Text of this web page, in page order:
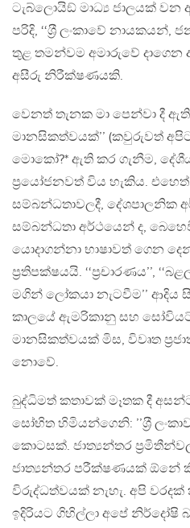
ටැබ්ලොයිඞ් මාධ්‍ය ජාලයක්
පරිදි, ‘‘ශ‍්‍රී ලංකාවේ
තුළ තමන්වම අමාරුවේ දාගෙන
අසීරු නිරීක්ෂණයකි.
වෙනත් තැනක මා පෙන්වා දී ඇති
මානසිකත්වයක්’’ (කවුරුවත්
මොකෝ?* ඇති කර ගැනීම,
ප‍්‍රයෝජනවත් විය හැකිය. එහෙත්
සම්බන්ධතාවලදී, දේශපාලනික
සම්බන්ධතා අර්ථයෙන් ද,
යොදාගන්නා භාෂාවත් ගෙන
ප‍්‍රතිපක්ෂයයි. ‘‘ප‍්‍රචාරණය’’,
මගින් ලෝකයා නැටවීම’’
කාලයේ ඇමරිකානු සහ
මානසිකත්වයක් මිස, විවෘත
නොවේ.
බුද්ධිමත් කතාවක් මෑතක දී
සෝභිත හිමියන්ගෙනි: ’’ශ‍්‍රී
කොටසක්. ජාත්‍යන්තර
ජාත්‍යන්තර පරීක්ෂණයක් ඕනේ
විරුද්ධත්වයක් නැහැ. අපි වරදක්
ඉදිරියට ගිහිල්ලා අපේ නිර්දෝෂි